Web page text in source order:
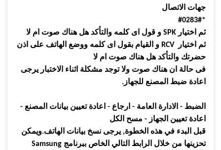
جهات الاتصال
*#0283#
ثم اختيار SPK و قول اى كلمه والتأكد هل هناك صوت ام لا
ثم اختيار RCV و القيام بقول اى كلمه ووضع الهاتف على اذن
حضرتك والتأكد هل هناك صوت ام لا
فى حالة ان هناك صوت ولا توجد مشكلة اثناء الاختبار يرجى
اعادة ضبط المصنع للجهاز.
الضبط - الادارة العامة - ارجاع - اعادة تعيين بيانات المصنع -
اعادة تعيين الجهاز - مسح الكل
قبل البدء في هذه الخطوة, يرجى نسخ بيانات الهاتف.ويمكن
تحزينها من خلال الرابط التالي الخاص ببرنامج Samsung